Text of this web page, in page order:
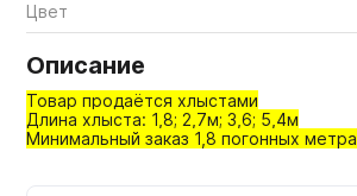
Цвет
Описание
Товар продаётся хлыстами
Длина хлыста: 1,8; 2,7м; 3,6; 5,4м
Минимальный заказ 1,8 погонных метра